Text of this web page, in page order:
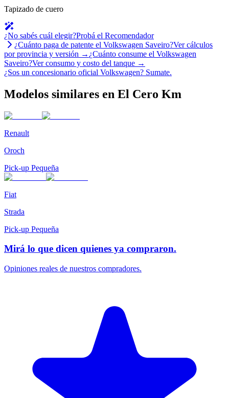
Tapizado de cuero
¿No sabés cuál elegir?Probá el Recomendador
¿Cuánto paga de patente el Volkswagen Saveiro?Ver cálculos
por provincia y versión → ¿Cuánto consume el Volkswagen
Saveiro?Ver consumo y costo del tanque →
¿Sos un concesionario oficial Volkswagen? Sumate.
Modelos similares en El Cero Km
Renault
Oroch
Pick-up Pequeña
Fiat
Strada
Pick-up Pequeña
Mirá lo que dicen quienes ya compraron.
Opiniones reales de nuestros compradores.